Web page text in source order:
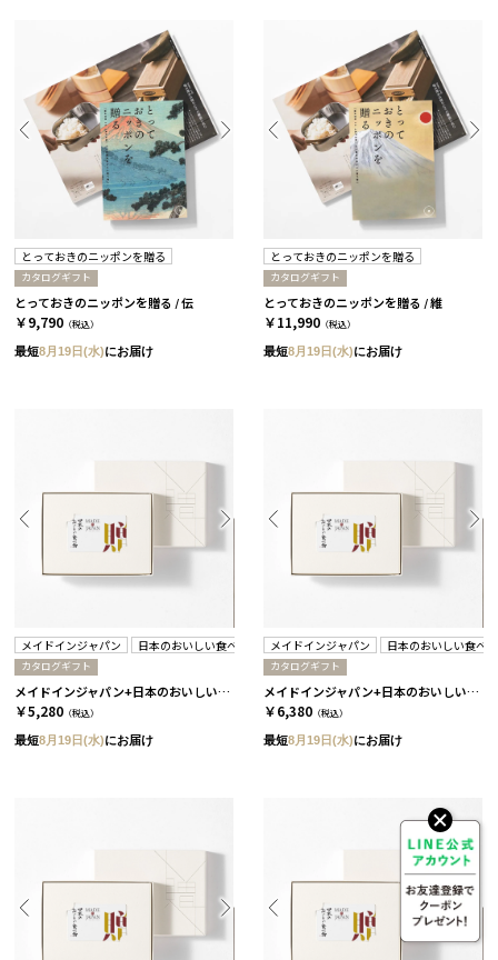
とっておきのニッポンを贈る
カタログギフト
とっておきのニッポンを贈る / 伝
￥9,790 （税込）
最短8月19日(水)にお届け
とっておきのニッポンを贈る
カタログギフト
とっておきのニッポンを贈る / 維
￥11,990 （税込）
最短8月19日(水)にお届け
メイドインジャパン 日本のおいしい食べ物
カタログギフト
メイドインジャパン+日本のおいしい食べ物 / C MJ08＋蓮
￥5,280 （税込）
最短8月19日(水)にお届け
メイドインジャパン 日本のおいしい食べ物
カタログギフト
メイドインジャパン+日本のおいしい食べ物 / C MJ10＋藍
￥6,380 （税込）
最短8月19日(水)にお届け